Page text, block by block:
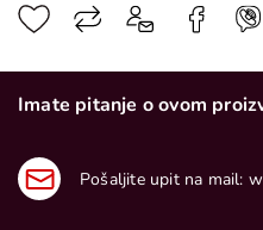
Imate pitanje o ovom
Pošaljite upit na mail: